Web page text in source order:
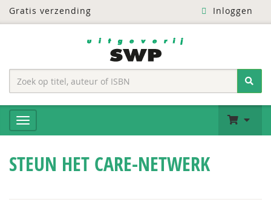
Gratis verzending Inloggen
STEUN HET CARE-NETWERK